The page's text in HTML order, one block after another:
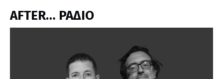
AFTER… ΡΑΔΙΟ